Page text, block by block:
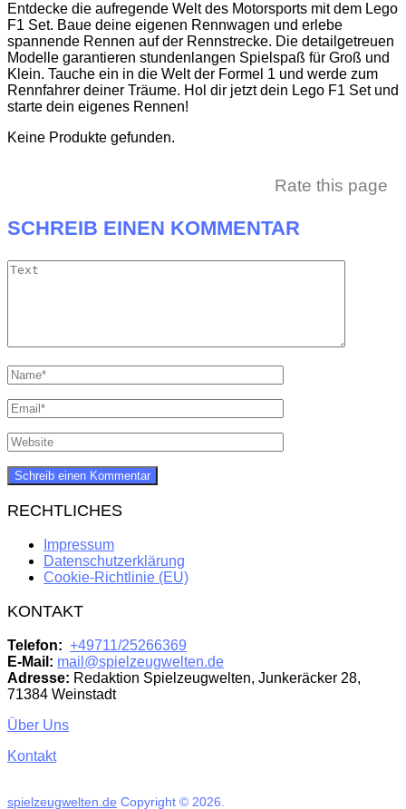
Entdecke die aufregende Welt des Motorsports mit dem Lego
F1 Set. Baue deine eigenen Rennwagen und erlebe
spannende Rennen auf der Rennstrecke. Die detailgetreuen
Modelle garantieren stundenlangen Spielspaß für Groß und
Klein. Tauche ein in die Welt der Formel 1 und werde zum
Rennfahrer deiner Träume. Hol dir jetzt dein Lego F1 Set und
starte dein eigenes Rennen!
Keine Produkte gefunden.
Rate this page
SCHREIB EINEN KOMMENTAR
RECHTLICHES
Impressum
Datenschutzerklärung
Cookie-Richtlinie (EU)
KONTAKT
Telefon: +49711/25266369
E-Mail: mail@spielzeugwelten.de
Adresse: Redaktion Spielzeugwelten, Junkeräcker 28,
71384 Weinstadt
Über Uns
Kontakt
spielzeugwelten.de Copyright © 2026.